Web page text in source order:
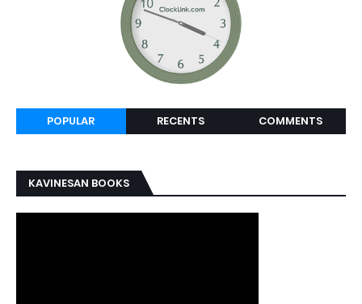
POPULAR RECENTS COMMENTS
KAVINESAN BOOKS